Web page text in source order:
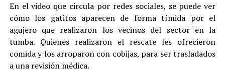
En el video que circula por redes sociales, se puede ver
cómo los gatitos aparecen de forma tímida por el
agujero que realizaron los vecinos del sector en la
tumba. Quienes realizaron el rescate les ofrecieron
comida y los arroparon con cobijas, para ser trasladados
a una revisión médica.